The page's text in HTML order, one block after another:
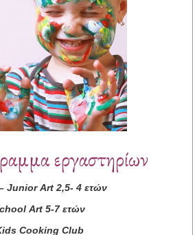
εργαστηρίων
Junior Art2,5- 4 ετών
Art 5-7 ετών
Cooking Club